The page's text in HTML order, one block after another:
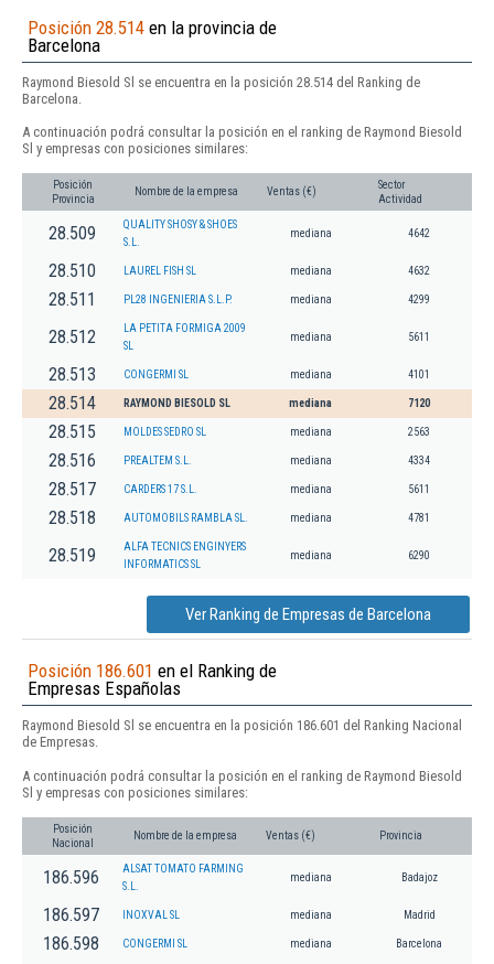
Posición 28.514 en la provincia de
Barcelona
Raymond Biesold Sl se encuentra en la posición 28.514 del Ranking de
Barcelona.
A continuación podrá consultar la posición en el ranking de Raymond Biesold
Sl y empresas con posiciones similares:
Posición
Provincia
Nombre de la empresa Ventas (€)
Sector
Actividad
28.509
QUALITY SHOSY & SHOES
S.L.
mediana 4642
28.510 LAUREL FISH SL mediana 4632
28.511 PL28 INGENIERIA S.L.P. mediana 4299
28.512
LA PETITA FORMIGA 2009
SL
mediana 5611
28.513 CONGERMI SL mediana 4101
28.514 RAYMOND BIESOLD SL mediana 7120
28.515 MOLDES SEDRO SL mediana 2563
28.516 PREALTEM S.L. mediana 4334
28.517 CARDERS 17 S.L. mediana 5611
28.518 AUTOMOBILS RAMBLA SL. mediana 4781
28.519
ALFA TECNICS ENGINYERS
INFORMATICS SL
mediana 6290
Ver Ranking de Empresas de Barcelona
Posición 186.601 en el Ranking de
Empresas Españolas
Raymond Biesold Sl se encuentra en la posición 186.601 del Ranking Nacional
de Empresas.
A continuación podrá consultar la posición en el ranking de Raymond Biesold
Sl y empresas con posiciones similares:
Posición
Nacional
Nombre de la empresa Ventas (€) Provincia
186.596
ALSAT TOMATO FARMING
S.L.
mediana Badajoz
186.597 INOXVAL SL mediana Madrid
186.598 CONGERMI SL mediana Barcelona